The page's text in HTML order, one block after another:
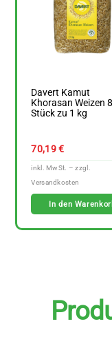
Davert Kamut
Khorasan Weizen 8
Stück zu 1 kg
70,19€
In den